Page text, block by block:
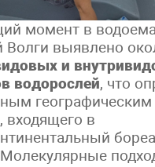
момент в
Волги выявлено
и
водорослей, что
входящего в